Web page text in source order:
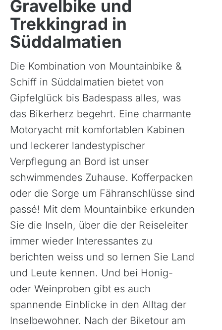
Gravelbike und
Trekkingrad in
Süddalmatien
Die Kombination von Mountainbike &
Schiff in Süddalmatien bietet von
Gipfelglück bis Badespass alles, was
das Bikerherz begehrt. Eine charmante
Motoryacht mit komfortablen Kabinen
und leckerer landestypischer
Verpflegung an Bord ist unser
schwimmendes Zuhause. Kofferpacken
oder die Sorge um Fähranschlüsse sind
passé! Mit dem Mountainbike erkunden
Sie die Inseln, über die der Reiseleiter
immer wieder Interessantes zu
berichten weiss und so lernen Sie Land
und Leute kennen. Und bei Honig-
oder Weinproben gibt es auch
spannende Einblicke in den Alltag der
Inselbewohner. Nach der Biketour am